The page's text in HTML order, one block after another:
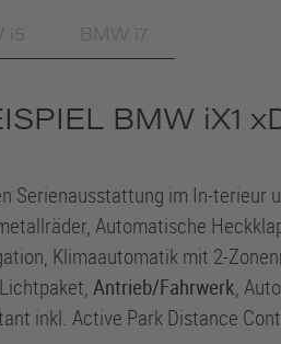
BMW iX1
Serienausstattung im In-terieur
Automatische
Klimaautomatik mit 2-
Antrieb/Fahrwerk,
inkl. Active Park Distance